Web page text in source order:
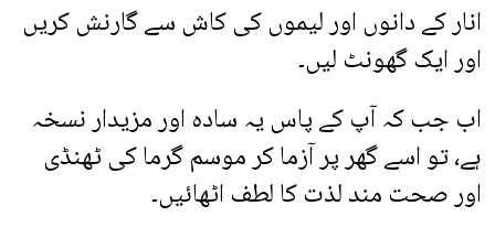
انار کے دانوں اور لیموں کی کاش سے گارنش کریں
اور ایک گھونٹ لیں۔
اب جب کہ آپ کے پاس یہ سادہ اور مزیدار نسخہ
ہے، تو اسے گھر پر آزما کر موسم گرما کی ٹھنڈی
اور صحت مند لذت کا لطف اٹھائیں۔